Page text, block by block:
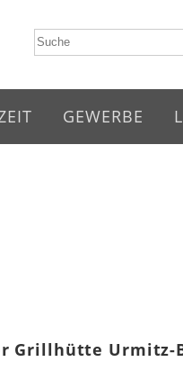
GEWERBE
Grillhütte Urmitz-